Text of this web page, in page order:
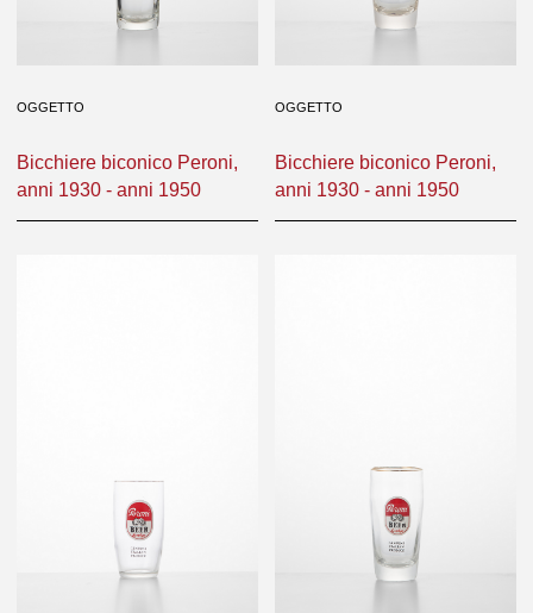
OGGETTO
Bicchiere biconico Peroni,
anni 1930 - anni 1950
OGGETTO
Bicchiere biconico Peroni,
anni 1930 - anni 1950